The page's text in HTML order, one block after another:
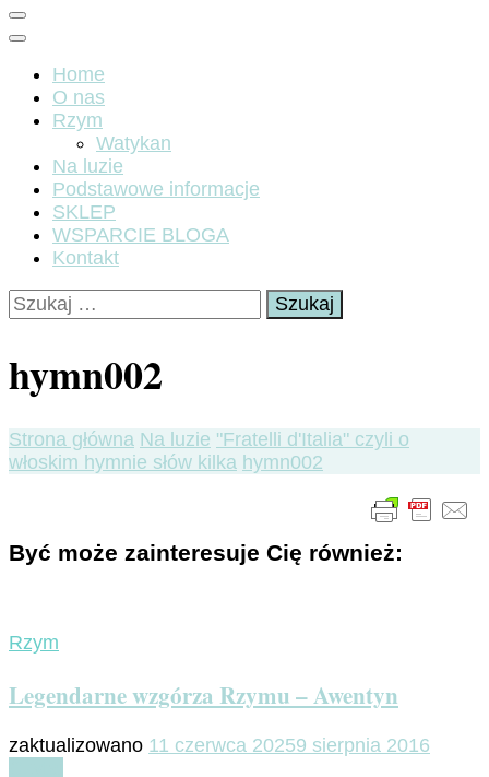
Home
O nas
Rzym
Watykan
Na luzie
Podstawowe informacje
SKLEP
WSPARCIE BLOGA
Kontakt
Szukaj:
hymn002
Strona główna Na luzie "Fratelli d'Italia" czyli o
włoskim hymnie słów kilka hymn002
Być może zainteresuje Cię również:
Rzym
Legendarne wzgórza Rzymu – Awentyn
zaktualizowano 11 czerwca 20259 sierpnia 2016